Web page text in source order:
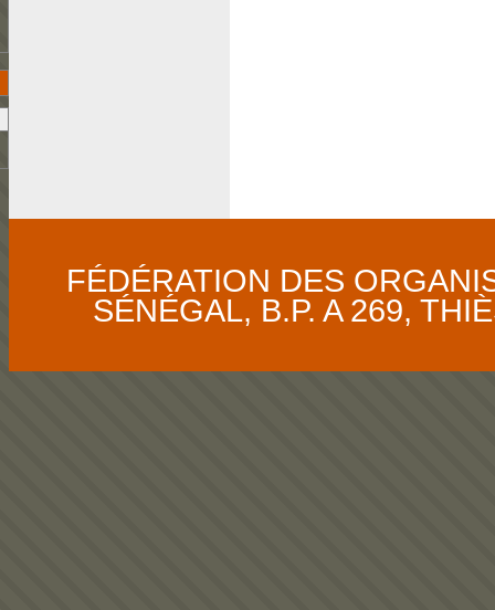
FÉDÉRATION DES
SÉNÉGAL, B.P. A 269,